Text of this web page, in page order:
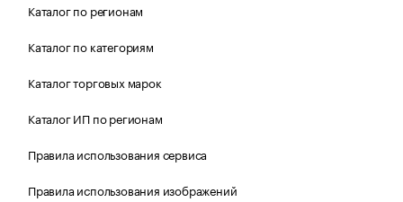
Каталог по регионам
Каталог по категориям
Каталог торговых марок
Каталог ИП по регионам
Правила использования сервиса
Правила использования изображений